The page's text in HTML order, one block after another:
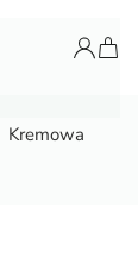
Kremowa